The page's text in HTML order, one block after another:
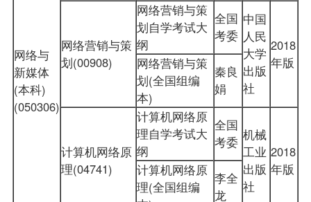
网络与
新媒体
(本科)
(050306)
网络营销与策
划(00908)
网络营销与策
划自学考试大
纲
全国
考委
中国
人民
大学
出版
社
2018
年版
网络营销与策
划(全国组编
本)
秦良
娟
计算机网络原
理(04741)
计算机网络原
理自学考试大
纲
全国
考委 机械
工业
出版
社
2018
年版
计算机网络原
理(全国组编
李全
龙